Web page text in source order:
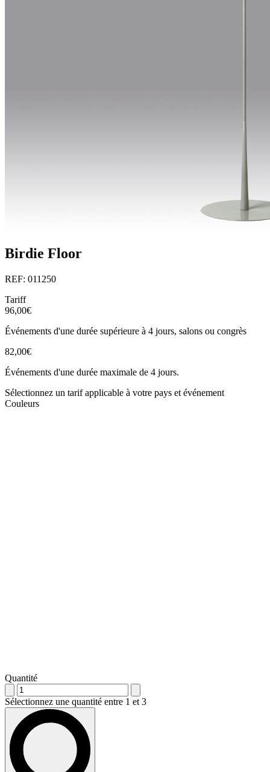
Birdie Floor
REF: 011250
Tariff
96,00€
Événements d'une durée supérieure à 4 jours, salons ou congrès
82,00€
Événements d'une durée maximale de 4 jours.
Sélectionnez un tarif applicable à votre pays et événement
Couleurs
Quantité
Sélectionnez une quantité entre 1 et 3